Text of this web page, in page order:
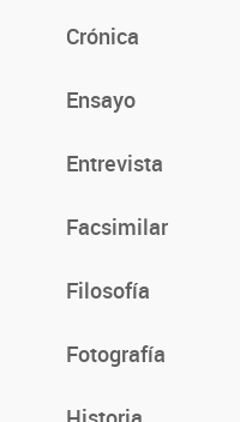
Crónica
Ensayo
Entrevista
Facsimilar
Filosofía
Fotografía